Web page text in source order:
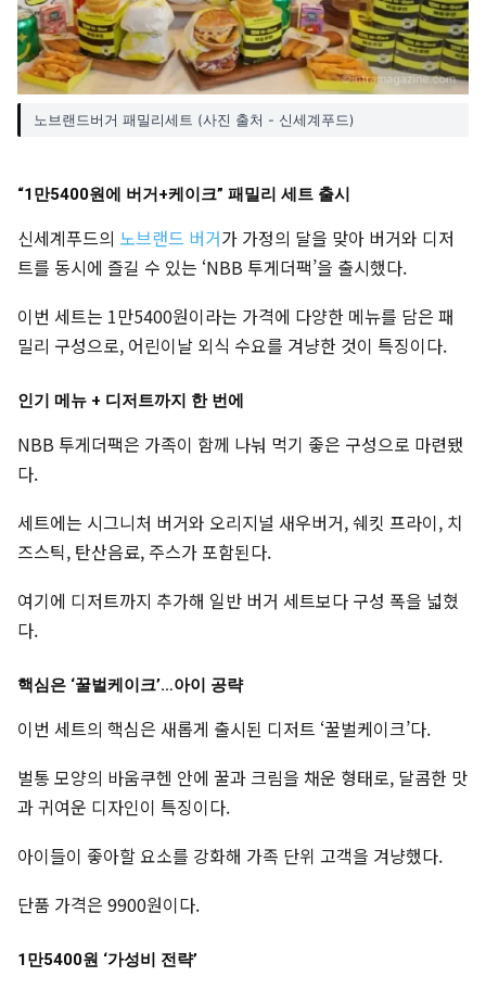
노브랜드버거 패밀리세트 (사진 출처 - 신세계푸드)
“1만5400원에 버거+케이크” 패밀리 세트 출시
신세계푸드의 노브랜드 버거가 가정의 달을 맞아 버거와 디저
트를 동시에 즐길 수 있는 ‘NBB 투게더팩’을 출시했다.
이번 세트는 1만5400원이라는 가격에 다양한 메뉴를 담은 패
밀리 구성으로, 어린이날 외식 수요를 겨냥한 것이 특징이다.
인기 메뉴 + 디저트까지 한 번에
NBB 투게더팩은 가족이 함께 나눠 먹기 좋은 구성으로 마련됐
다.
세트에는 시그니처 버거와 오리지널 새우버거, 쉐킷 프라이, 치
즈스틱, 탄산음료, 주스가 포함된다.
여기에 디저트까지 추가해 일반 버거 세트보다 구성 폭을 넓혔
다.
핵심은 ‘꿀벌케이크’…아이 공략
이번 세트의 핵심은 새롭게 출시된 디저트 ‘꿀벌케이크’다.
벌통 모양의 바움쿠헨 안에 꿀과 크림을 채운 형태로, 달콤한 맛
과 귀여운 디자인이 특징이다.
아이들이 좋아할 요소를 강화해 가족 단위 고객을 겨냥했다.
단품 가격은 9900원이다.
1만5400원 ‘가성비 전략’